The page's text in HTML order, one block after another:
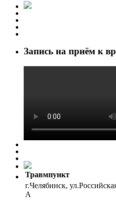
Запись на приём к
Травмпункт
г.Челябинск,
А